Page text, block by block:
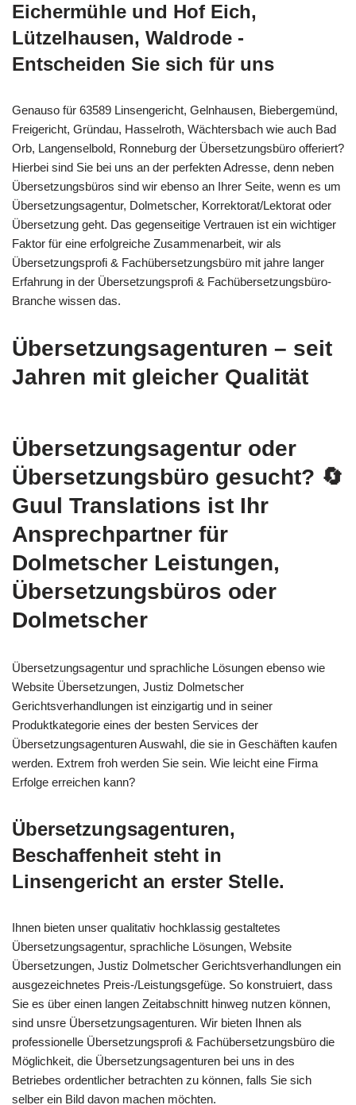
Eichermühle und Hof Eich,
Lützelhausen, Waldrode -
Entscheiden Sie sich für uns
Genauso für 63589 Linsengericht, Gelnhausen, Biebergemünd,
Freigericht, Gründau, Hasselroth, Wächtersbach wie auch Bad
Orb, Langenselbold, Ronneburg der Übersetzungsbüro offeriert?
Hierbei sind Sie bei uns an der perfekten Adresse, denn neben
Übersetzungsbüros sind wir ebenso an Ihrer Seite, wenn es um
Übersetzungsagentur, Dolmetscher, Korrektorat/Lektorat oder
Übersetzung geht. Das gegenseitige Vertrauen ist ein wichtiger
Faktor für eine erfolgreiche Zusammenarbeit, wir als
Übersetzungsprofi & Fachübersetzungsbüro mit jahre langer
Erfahrung in der Übersetzungsprofi & Fachübersetzungsbüro-
Branche wissen das.
Übersetzungsagenturen – seit
Jahren mit gleicher Qualität
Übersetzungsagentur oder
Übersetzungsbüro gesucht? 🔄
Guul Translations ist Ihr
Ansprechpartner für
Dolmetscher Leistungen,
Übersetzungsbüros oder
Dolmetscher
Übersetzungsagentur und sprachliche Lösungen ebenso wie
Website Übersetzungen, Justiz Dolmetscher
Gerichtsverhandlungen ist einzigartig und in seiner
Produktkategorie eines der besten Services der
Übersetzungsagenturen Auswahl, die sie in Geschäften kaufen
werden. Extrem froh werden Sie sein. Wie leicht eine Firma
Erfolge erreichen kann?
Übersetzungsagenturen,
Beschaffenheit steht in
Linsengericht an erster Stelle.
Ihnen bieten unser qualitativ hochklassig gestaltetes
Übersetzungsagentur, sprachliche Lösungen, Website
Übersetzungen, Justiz Dolmetscher Gerichtsverhandlungen ein
ausgezeichnetes Preis-/Leistungsgefüge. So konstruiert, dass
Sie es über einen langen Zeitabschnitt hinweg nutzen können,
sind unsre Übersetzungsagenturen. Wir bieten Ihnen als
professionelle Übersetzungsprofi & Fachübersetzungsbüro die
Möglichkeit, die Übersetzungsagenturen bei uns in des
Betriebes ordentlicher betrachten zu können, falls Sie sich
selber ein Bild davon machen möchten.